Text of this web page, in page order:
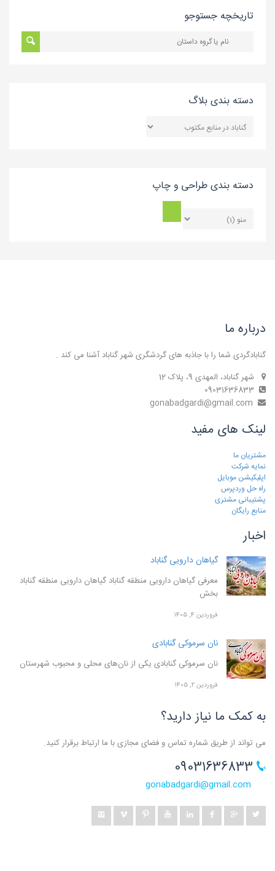
تاریخچه جستوجو
دسته بندی بلاگ
بندی
دسته بندی طراحی و چاپ
درباره ما
گنابادگردی شما را با جاذبه های گردشگری شهر گناباد آشنا می کند .
شهر گناباد، المهدی 9، پلاک 12
لینک های مفید
مشتریان ما
نمایه شرکت
اپلیکیشن موبایل
راه حل وردپرس
پشتیبانی مشتری
منابع رایگان
اخبار
گیاهان دارویی گناباد
معرفی گیاهان دارویی منطقه گناباد گیاهان دارویی منطقه گناباد
بخش
فروردین ۴, ۱۴۰۵
نان سرموکی گنابادی
نان سرموکی گنابادی یکی از نان‌های محلی و محبوب شهرستان
فروردین ۲, ۱۴۰۵
به کمک ما نیاز دارید؟
می تواند از طریق شماره تماس و فضای مجازی با ما ارتباط برقرار کنید.
gonabadgardi@gmail.com